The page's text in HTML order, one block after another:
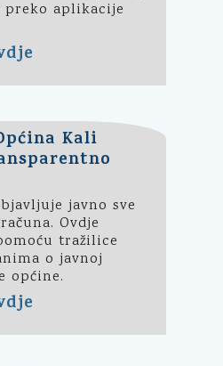
aplikacije
Kali
javno sve
Ovdje
tražilice
o javnoj
općine.